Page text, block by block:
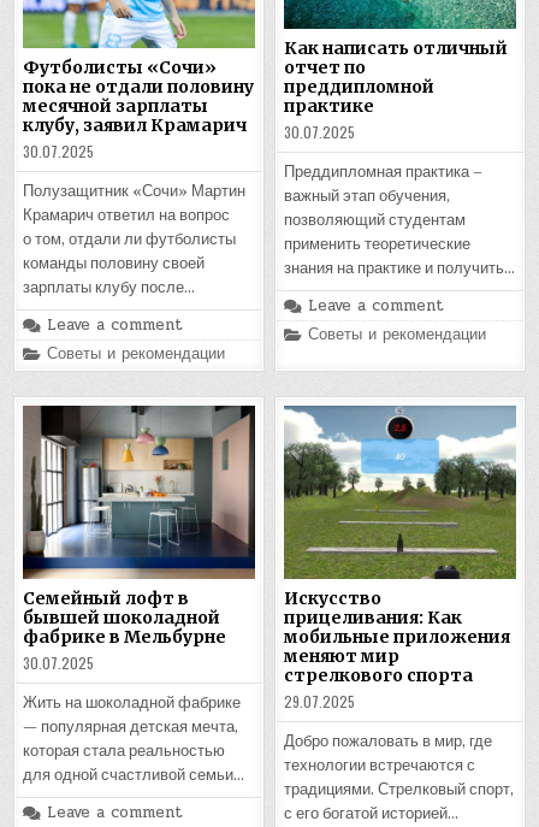
Футболисты «Сочи»
пока не отдали половину
месячной зарплаты
клубу, заявил Крамарич
30.07.2025
Полузащитник «Сочи» Мартин
Крамарич ответил на вопрос
о том, отдали ли футболисты
команды половину своей
зарплаты клубу после…
Leave a comment
Posted
in
Советы и рекомендации
Как написать отличный
отчет по
преддипломной
практике
30.07.2025
Преддипломная практика –
важный этап обучения,
позволяющий студентам
применить теоретические
знания на практике и получить…
Leave a comment
Posted
Советы и рекомендации
Семейный лофт в
бывшей шоколадной
фабрике в Мельбурне
30.07.2025
Жить на шоколадной фабрике
— популярная детская мечта,
которая стала реальностью
для одной счастливой семьи…
Leave a comment
Искусство
прицеливания: Как
мобильные приложения
меняют мир
стрелкового спорта
29.07.2025
Добро пожаловать в мир, где
технологии встречаются с
традициями. Стрелковый спорт,
с его богатой историей…